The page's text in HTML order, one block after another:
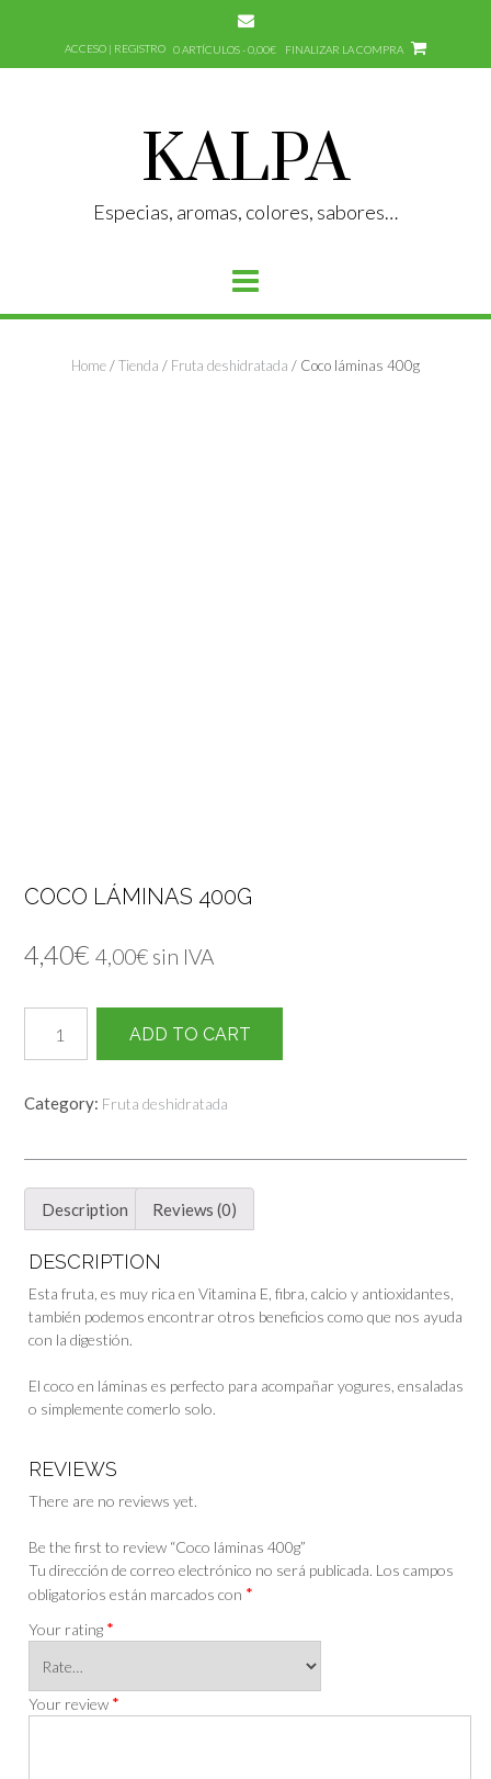
ACCESO | REGISTRO 0 ARTÍCULOS - 0,00€ FINALIZAR LA COMPRA
KALPA
Especias, aromas, colores, sabores…
Home/Tienda / Fruta deshidratada / Coco láminas 400g
COCO LÁMINAS 400G
4,40€ 4,00€ sin IVA
láminas
400g
ADD TO CART
Category: Fruta deshidratada
Description Reviews (0)
DESCRIPTION
Esta fruta, es muy rica en Vitamina E, fibra, calcio y antioxidantes,
también podemos encontrar otros beneficios como que nos ayuda
con la digestión.
El coco en láminas es perfecto para acompañar yogures, ensaladas
o simplemente comerlo solo.
REVIEWS
There are no reviews yet.
Be the first to review “Coco láminas 400g”
Tu dirección de correo electrónico no será publicada. Los campos
obligatorios están marcados con *
Your rating *
Your review *